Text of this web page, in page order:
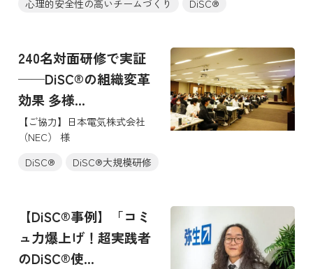
心理的安全性の高いチームづくり DiSC®
240名対面研修で実証
──DiSC®の組織変革
効果 多様...
【ご協力】日本電気株式会社
（NEC） 様
DiSC® DiSC®大規模研修
【DiSC®事例】「コミ
ュ力爆上げ！超実践者
のDiSC®使...